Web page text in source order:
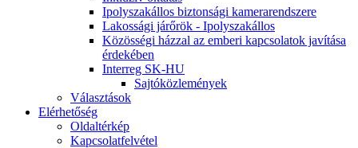
Ipolyszakállos biztonsági kamerarendszere
Lakossági járőrök - Ipolyszakállos
Közösségi házzal az emberi kapcsolatok javítása
érdekében
Interreg SK-HU
Sajtóközlemények
Választások
Elérhetőség
Oldaltérkép
Kapcsolatfelvétel